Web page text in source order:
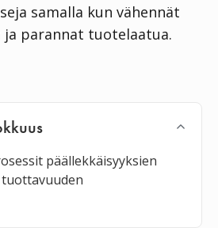
samalla kun vähennät
ja parannat tuotelaatua.
päällekkäisyyksien